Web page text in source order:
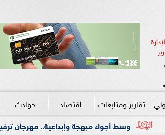
تقارير ومتابعات اقتصاد حوادث
مهرجان ترفيهي للأطفال في الزمالك